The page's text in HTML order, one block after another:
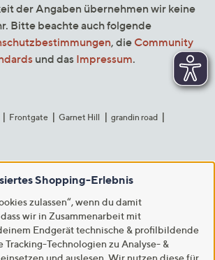
der Angaben übernehmen wir keine
Bitte beachte auch folgende
, die Community
und das Impressum.
Frontgate Garnet Hill
grandin road
Shopping-Erlebnis
zulassen“, wenn du damit
wir in Zusammenarbeit mit
Endgerät technische & profilbildende
Tracking-Technologien zu Analyse- &
und auslesen. Wir nutzen diese für